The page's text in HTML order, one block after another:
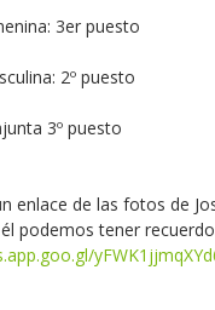
3er puesto
2º puesto
3º puesto
enlace de las fotos de
podemos tener